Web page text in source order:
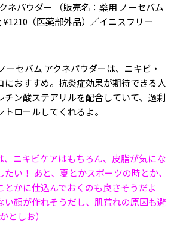
ネパウダー （販売名：薬用 ノーセバム
¥1210（医薬部外品）／イニスフリー
ーセバム アクネパウダーは、ニキビ・
におすすめ。抗炎症効果が期待できる人
チン酸ステアリルを配合していて、過剰
ロールしてくれるよ。
、ニキビケアはもちろん、皮脂が気にな
い！ あと、夏とかスポーツの時とか、
とかに仕込んでおくのも良さそうだよ
い顔が作れそうだし、肌荒れの原因も避
としお）